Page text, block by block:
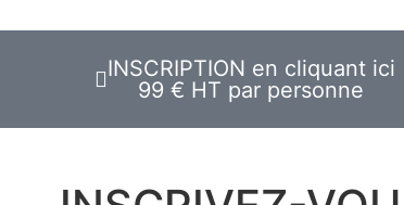
INSCRIPTION en cliquant ici
99 € HT par personne